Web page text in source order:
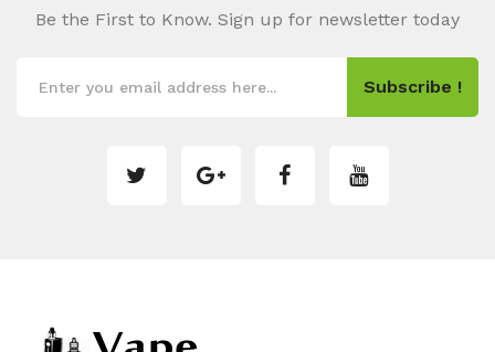
Be the First to Know. Sign up for newsletter today
Subscribe !